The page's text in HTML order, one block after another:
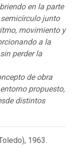
en la parte
junto
movimiento y
a la
perder la
de obra
propuesto,
distintos
1963.